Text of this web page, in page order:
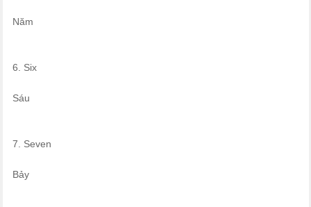
Năm
6. Six
Sáu
7. Seven
Bảy